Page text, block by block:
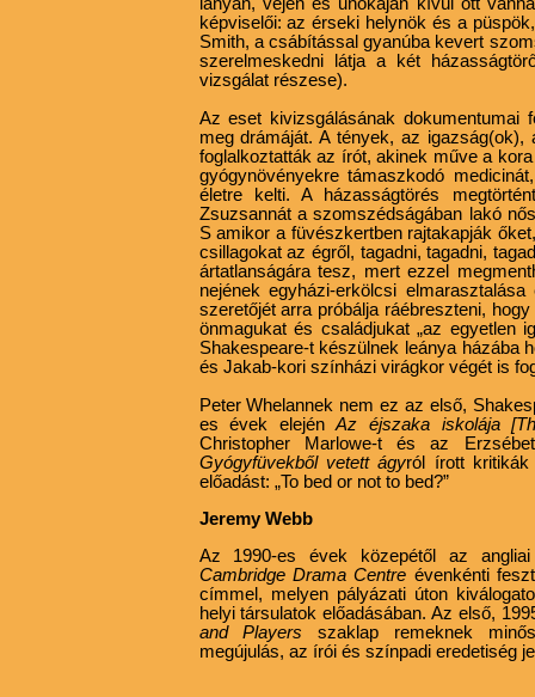
képviselői: az érseki helynök és a
Smith, a csábítással gyanúba kevert
szerelmeskedni látja a két
vizsgálat részese).
Az eset kivizsgálásának dokumentumai
meg drámáját. A tények, az
foglalkoztatták az írót, akinek műve a
gyógynövényekre támaszkodó
életre kelti. A házasságtörés
Zsuzsannát a szomszédságában lakó
S amikor a füvészkertben rajtakapják
csillagokat az égről, tagadni, tagadni,
ártatlanságára tesz, mert ezzel
nejének egyházi-erkölcsi
szeretőjét arra próbálja ráébreszteni,
önmagukat és családjukat „az egyetlen
Shakespeare-t készülnek leánya házába
és Jakab-kori színházi virágkor végét is
Peter Whelannek nem ez az első,
es évek elejénAz éjszaka iskolája
Christopher Marlowe-t és az
Gyógyfüvekből vetett ágyról írott
előadást: „To bed or not to bed?”
Jeremy Webb
Az 1990-es évek közepétől az
Cambridge Drama Centre évenkénti
címmel, melyen pályázati úton
helyi társulatok előadásában. Az első,
and Playersszaklap remeknek
megújulás, az írói és színpadi eredetiség